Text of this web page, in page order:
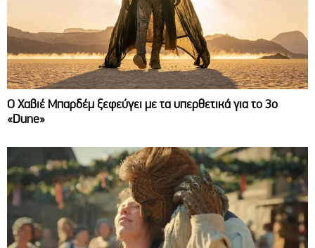
O Χαβιέ Μπαρδέμ ξεφεύγει με τα υπερθετικά για το 3ο
«Dune»